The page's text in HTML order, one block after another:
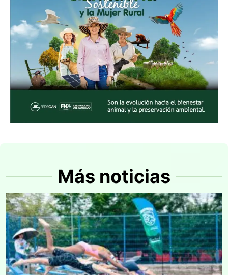
Más noticias